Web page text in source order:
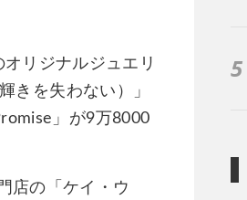
リジナルジュエリ
きを失わない）」
」が9万8000
店の「ケイ・ウ